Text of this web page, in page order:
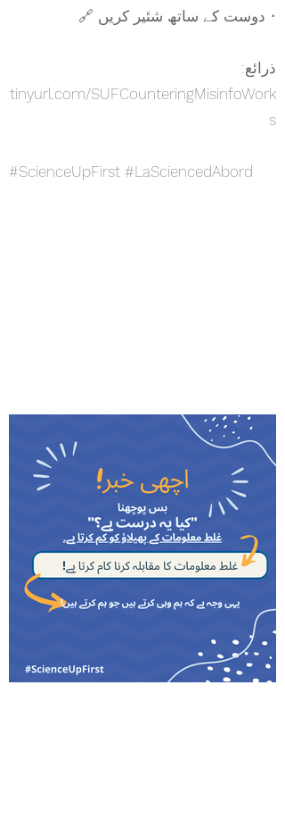
• دوست کے ساتھ شئیر کریں 🔗
ذرائع:
tinyurl.com/SUFCounteringMisinfoWork
s
#ScienceUpFirst #LaSciencedAbord